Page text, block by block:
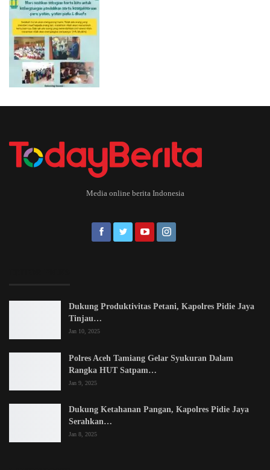
Media online berita Indonesia
Dukung Produktivitas Petani, Kapolres Pidie Jaya
Tinjau…
Jan 10, 2025
Polres Aceh Tamiang Gelar Syukuran Dalam
Rangka HUT Satpam…
Jan 9, 2025
Dukung Ketahanan Pangan, Kapolres Pidie Jaya
Serahkan…
Jan 8, 2025